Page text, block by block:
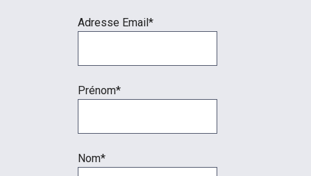
Adresse Email*
Prénom*
Nom*